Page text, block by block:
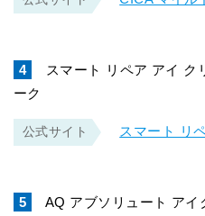
4
スマート リペア アイ ク
ーク
公式サイト スマート リ
5
AQ アブソリュート アイ